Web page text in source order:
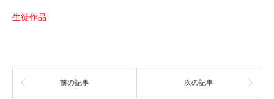
生徒作品
前の記事 次の記事